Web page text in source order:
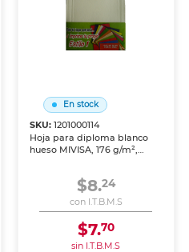
En stock
SKU: 1201000114
Hoja para diploma blanco
hueso MIVISA, 176 g/m²,
con textura elegante,
perfecta para imprimir
certificados,
reconocimientos y diplomas
$8.24
con I.T.B.M.S
$7.70
sin I.T.B.M.S